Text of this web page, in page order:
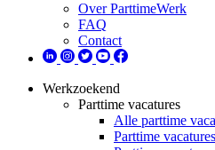
Over ParttimeWerk
FAQ
Contact
Werkzoekend
Parttime vacatures
Alle parttime
Parttime